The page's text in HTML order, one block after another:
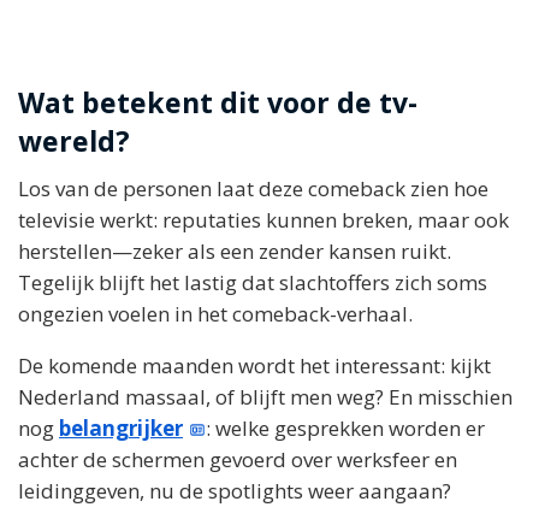
Wat betekent dit voor de tv-
wereld?
Los van de personen laat deze comeback zien hoe
televisie werkt: reputaties kunnen breken, maar ook
herstellen—zeker als een zender kansen ruikt.
Tegelijk blijft het lastig dat slachtoffers zich soms
ongezien voelen in het comeback-verhaal.
De komende maanden wordt het interessant: kijkt
Nederland massaal, of blijft men weg? En misschien
nog belangrijker
: welke gesprekken worden er
achter de schermen gevoerd over werksfeer en
leidinggeven, nu de spotlights weer aangaan?